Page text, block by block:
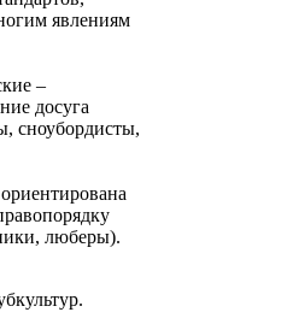
явлениям
–
досуга
сноубордисты,
люберы).